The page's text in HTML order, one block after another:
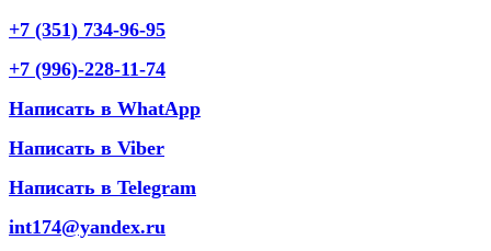
+7 (351) 734-96-95
+7 (996)-228-11-74
Написать в WhatApp
Написать в Viber
Написать в Telegram
int174@yandex.ru